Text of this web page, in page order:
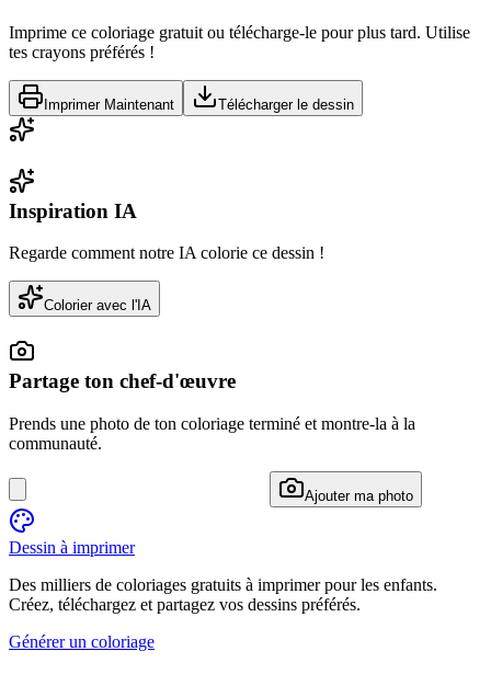
Imprime ce coloriage gratuit ou télécharge-le pour plus tard. Utilise
tes crayons préférés !
Imprimer Maintenant Télécharger le dessin
Inspiration IA
Regarde comment notre IA colorie ce dessin !
Colorier avec l'IA
Partage ton chef-d'œuvre
Prends une photo de ton coloriage terminé et montre-la à la
communauté.
Ajouter ma photo
Dessin à imprimer
Des milliers de coloriages gratuits à imprimer pour les enfants.
Créez, téléchargez et partagez vos dessins préférés.
Générer un coloriage